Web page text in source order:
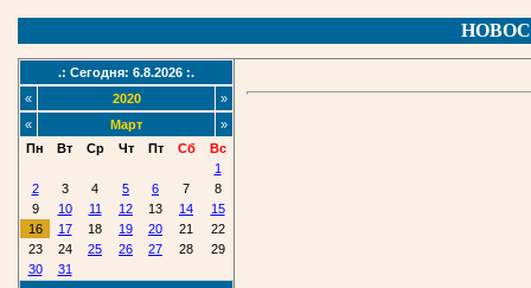
.: Сегодня: 6.8.2026 :.
«
2020
»
«
Март
»
Пн
Вт Ср Чт Пт Сб
Вс
1
2
3 4 5 6 7
8
9
10 11 12 13 14
15
16
17 18 19 20 21
22
23
24 25 26 27 28
29
30
31